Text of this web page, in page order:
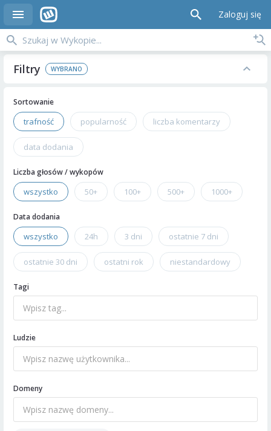
Zaloguj się
Filtry
Sortowanie
trafność popularność liczba komentarzy
data dodania
Liczba głosów / wykopów
wszystko 50+ 100+ 500+ 1000+
Data dodania
wszystko 24h 3 dni ostatnie 7 dni
ostatnie 30 dni ostatni rok niestandardowy
Tagi
Ludzie
Domeny